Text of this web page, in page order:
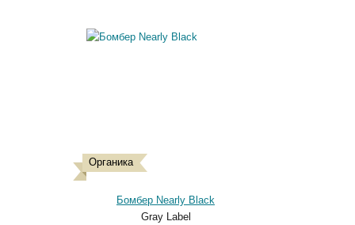
Органика
Бомбер Nearly Black
Gray Label